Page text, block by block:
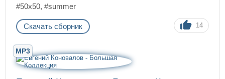
#50x50, #summer
Скачать сборник 14
MP3